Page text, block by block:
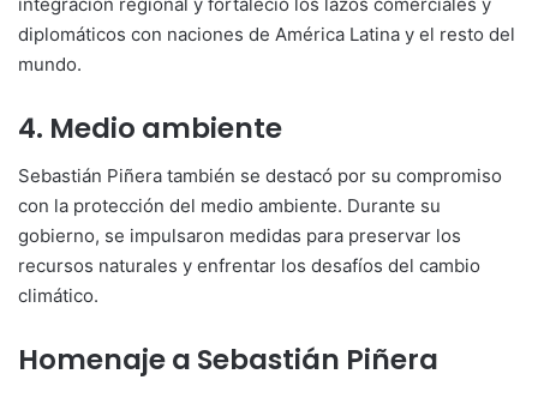
diplomáticos con naciones de América Latina y el resto del
mundo.
4. Medio ambiente
Sebastián Piñera también se destacó por su compromiso
con la protección del medio ambiente. Durante su
gobierno, se impulsaron medidas para preservar los
recursos naturales y enfrentar los desafíos del cambio
climático.
Homenaje a Sebastián Piñera